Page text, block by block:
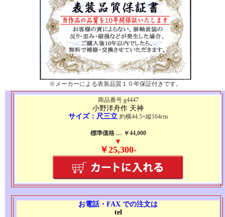
※メーカーによる表装品質１０年保証付きです。
商品番号 g4447
小野洋舟作 天神
サイズ：尺三立 約横44.5×縦164cm
標準価格 … ￥44,000
▼
￥25,300-
お電話・FAX での注文は
tel